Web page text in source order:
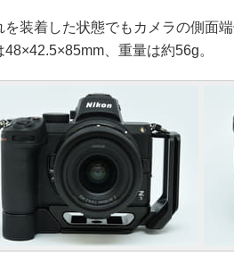
を装着した状態でもカメラの側面
、重量は約56g。